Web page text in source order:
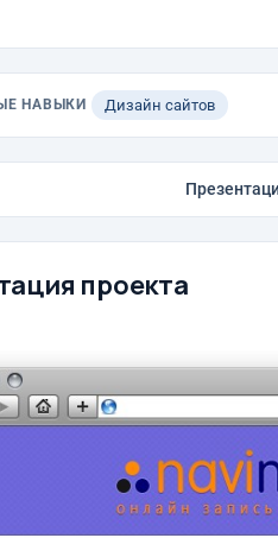
НАВЫКИ Дизайн сайтов
проекта